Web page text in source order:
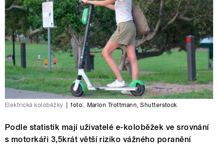
Elektrická koloběžky foto: Marlon Trottmann,Shutterstock
Podle statistik mají uživatelé e-koloběžek ve srovnání
s motorkáři 3,5krát větší riziko vážného poranění